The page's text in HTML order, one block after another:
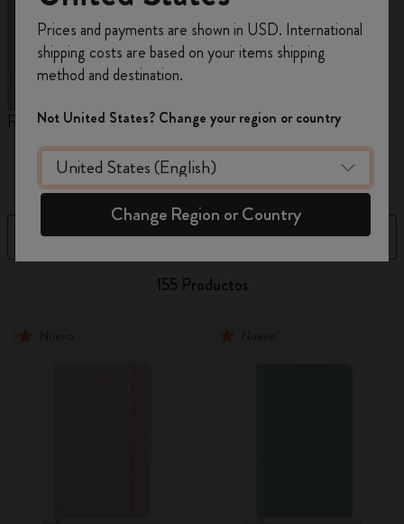
Reframe Sunglasses Colección Kim Jung Gi
Filtro Ordenar por
155 Productos
Regístrate ahora y obtén un 10% de descuento
y envío gratuito en tu primer pedidoutilizando
el códigoWELCOME10.
Crea una cuenta de Moleskine para acceder a
ofertas exclusivas, beneficios para miembros y
más inspiración.
Crear cuenta!
Prices and payments are shown in USD. International
shipping costs are based on your items shipping
method and destination.
Not United States? Change your region or country
Change Region or Country